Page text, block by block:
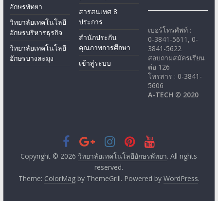
อักษรพัทยา
วิทยาลัยเทคโนโลยี
อักษรบริหารธุรกิจ
วิทยาลัยเทคโนโลยี
อักษรบางละมุง
สารสนเทศ 8
ประการ
สำนักประกัน
คุณภาพการศึกษา
เข้าสู่ระบบ
เบอร์โทรศัพท์ :
0-3841-5611, 0-
3841-5622
สอบถามสมัครเรียน
ต่อ 126
โทรสาร : 0-3841-
5606
A-TECH © 2020
Copyright © 2026วิทยาลัยเทคโนโลยีอักษรพัทยา. All rights
reserved.
Theme: ColorMagby ThemeGrill. Powered by WordPress.